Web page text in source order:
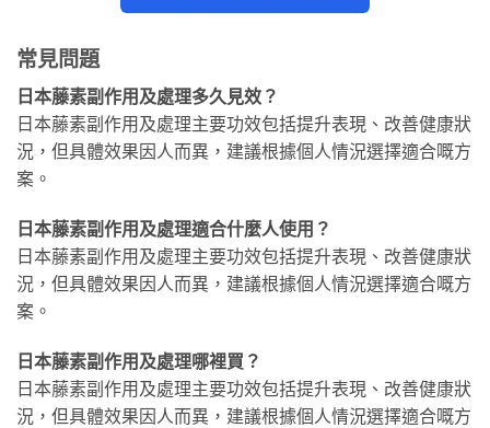
常見問題
日本藤素副作用及處理多久見效？
日本藤素副作用及處理主要功效包括提升表現、改善健康狀
況，但具體效果因人而異，建議根據個人情況選擇適合嘅方
案。
日本藤素副作用及處理適合什麼人使用？
日本藤素副作用及處理主要功效包括提升表現、改善健康狀
況，但具體效果因人而異，建議根據個人情況選擇適合嘅方
案。
日本藤素副作用及處理哪裡買？
日本藤素副作用及處理主要功效包括提升表現、改善健康狀
況，但具體效果因人而異，建議根據個人情況選擇適合嘅方